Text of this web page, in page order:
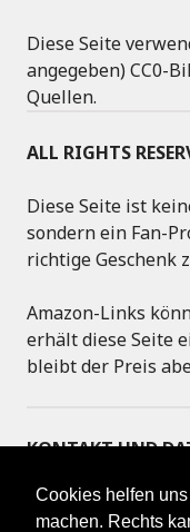
Cookies helfen
machen. Rechts
Diese Seite
angegeben) CC0-
Quellen.
ALL RIGHTS
Diese Seite ist
sondern ein Fan-
richtige Geschenk
Amazon-Links
erhält diese Seite
bleibt der Preis
KONTAKT UND
IMPRESSUM